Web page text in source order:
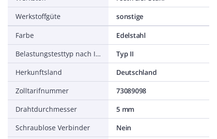
Werkstoffgüte
sonstige
Farbe
Edelstahl
Belastungstesttyp nach IEC 61537
Typ II
Herkunftsland
Deutschland
Zolltarifnummer
73089098
Drahtdurchmesser
5 mm
Schraublose Verbinder
Nein